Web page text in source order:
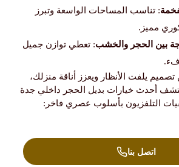
: تناسب المساحات الواسعة وتبرز
مميز.
بين الحجر والخشب: تعطي توازن جميل
يلفت الأنظار ويعزز أناقة منزلك،
أحدث خيارات بديل الحجر داخلي جدة
التلفزيون بأسلوب عصري فاخر:
اتصل بنا